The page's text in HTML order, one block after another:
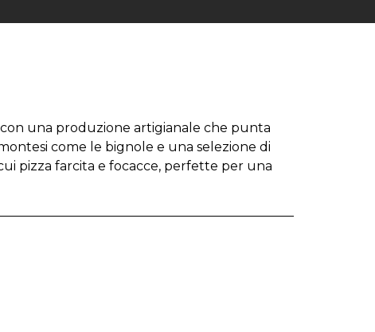
una produzione artigianale che punta
come le bignole e una selezione di
pizza farcita e focacce, perfette per una